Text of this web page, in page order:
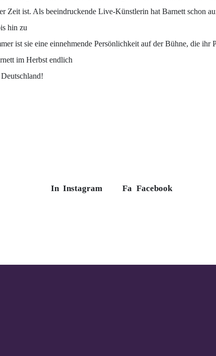
Zeit ist. Als beeindruckende Live-Künstlerin hat Barnett schon
hin zu
ist sie eine einnehmende Persönlichkeit auf der Bühne, die
im Herbst endlich
In Instagram Fa Facebook